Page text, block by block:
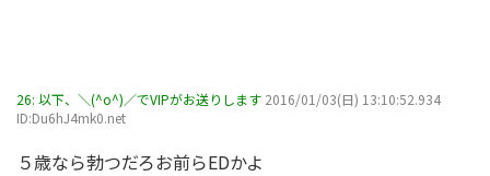
26: 以下、＼(^o^)／でVIPがお送りします 2016/01/03(日) 13:10:52.934
ID:Du6hJ4mk0.net
５歳なら勃つだろお前らEDかよ